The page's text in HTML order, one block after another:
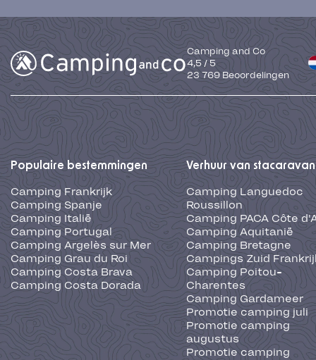
Camping and Co
4,5/5
23 769Beoordelingen
Populaire bestemmingen
Camping Frankrijk
Camping Spanje
Camping Italië
Camping Portugal
Camping Argelès sur Mer
Camping Grau du Roi
Camping Costa Brava
Camping Costa Dorada
Verhuur van
Camping Languedoc
Roussillon
Camping PACA Côte
Camping Aquitanië
Camping Bretagne
Campings Zuid
Camping Poitou-
Charentes
Camping Gardameer
Promotie camping juli
Promotie camping
augustus
Promotie camping